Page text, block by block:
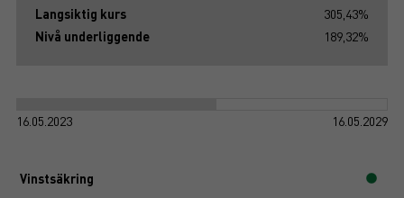
Langsiktig kurs
305,43%
Nivå underliggende
189,32%
16.05.2023 16.05.2029
Vinstsäkring